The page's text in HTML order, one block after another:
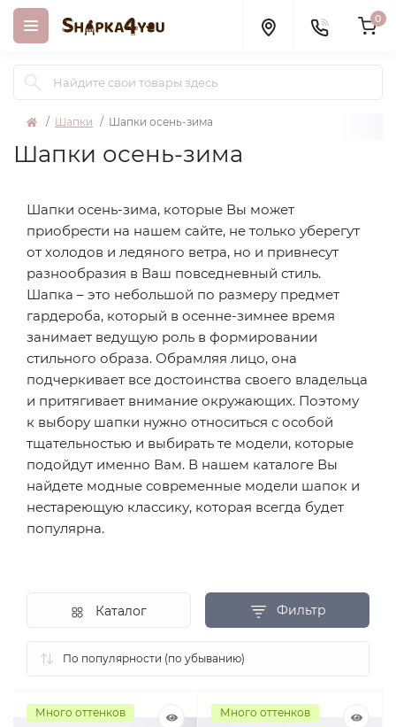
0
Шапки Шапки осень-зима
Шапки осень-зима
Шапки осень-зима, которые Вы может
приобрести на нашем сайте, не только уберегут
от холодов и ледяного ветра, но и привнесут
разнообразия в Ваш повседневный стиль.
Шапка – это небольшой по размеру предмет
гардероба, который в осенне-зимнее время
занимает ведущую роль в формировании
стильного образа. Обрамляя лицо, она
подчеркивает все достоинства своего владельца
и притягивает внимание окружающих. Поэтому
к выбору шапки нужно относиться с особой
тщательностью и выбирать те модели, которые
подойдут именно Вам. В нашем каталоге Вы
найдете модные современные модели шапок и
нестареющую классику, которая всегда будет
популярна.
Фильтр
Каталог
Много оттенков
Много оттенков